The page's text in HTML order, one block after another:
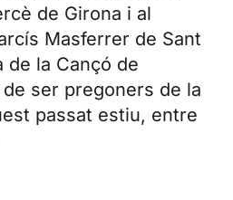
de Girona i al
Masferrer de Sant
de la Cançó de
ser pregoners de la
passat estiu, entre